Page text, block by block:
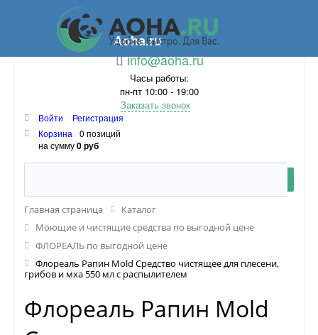
Aoha.ru
info@aoha.ru
Часы работы:
пн-пт 10:00 - 19:00
Заказать звонок
Войти
Регистрация
Корзина
0 позиций
на сумму0 руб
Главная страница
Каталог
Моющие и чистящие средства по выгодной цене
ФЛОРЕАЛЬ по выгодной цене
Флореаль Рапин Mold Средство чистящее для плесени,
грибов и мха 550 мл с распылителем
Флореаль Рапин Mold